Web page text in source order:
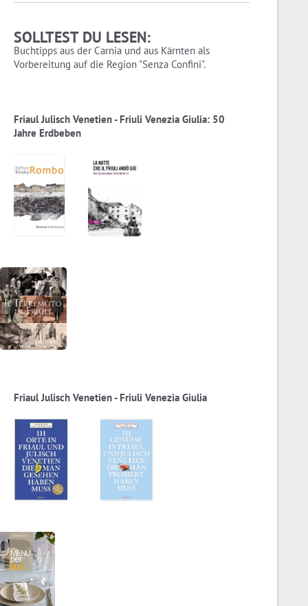
SOLLTEST DU LESEN:
Buchtipps aus der Carnia und aus Kärnten als
Vorbereitung auf die Region "Senza Confini".
Friaul Julisch Venetien - Friuli Venezia Giulia: 50
Jahre Erdbeben
Friaul Julisch Venetien - Friuli Venezia Giulia